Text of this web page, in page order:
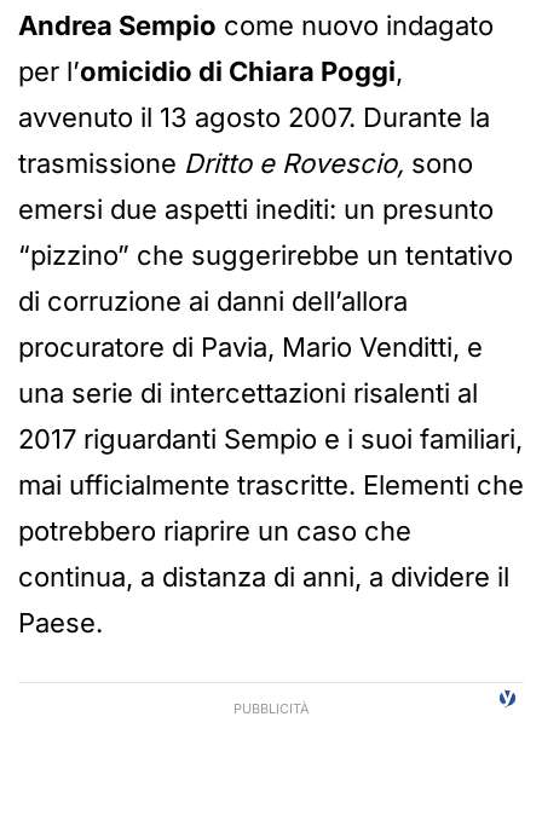
Andrea Sempio come nuovo indagato
per l’omicidio di Chiara Poggi,
avvenuto il 13 agosto 2007. Durante la
trasmissione Dritto e Rovescio, sono
emersi due aspetti inediti: un presunto
“pizzino” che suggerirebbe un tentativo
di corruzione ai danni dell’allora
procuratore di Pavia, Mario Venditti, e
una serie di intercettazioni risalenti al
2017 riguardanti Sempio e i suoi familiari,
mai ufficialmente trascritte. Elementi che
potrebbero riaprire un caso che
continua, a distanza di anni, a dividere il
Paese.